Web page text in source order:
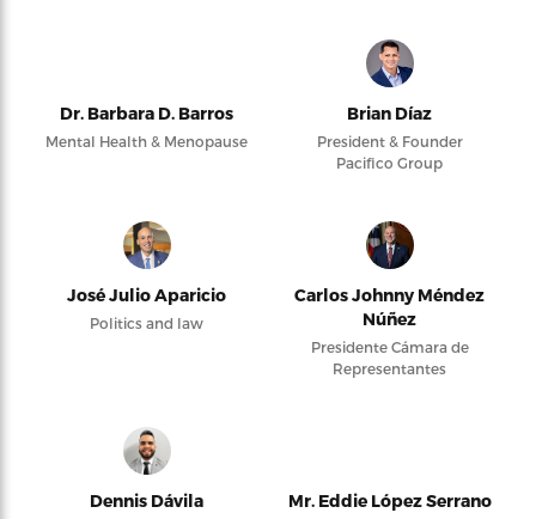
Dr. Barbara D. Barros
Mental Health & Menopause
Brian Díaz
President & Founder
Pacifico Group
José Julio Aparicio
Politics and law
Carlos Johnny Méndez
Núñez
Presidente Cámara de
Representantes
Dennis Dávila Mr. Eddie López Serrano